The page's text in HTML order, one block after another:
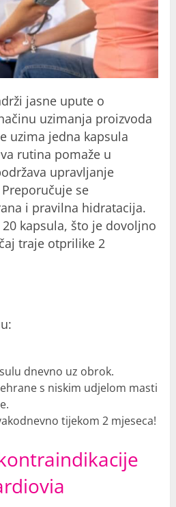
jasne upute o
uzimanja proizvoda
uzima jedna kapsula
rutina pomaže u
upravljanje
se
i pravilna hidratacija.
20 kapsula, što je dovoljno
traje otprilike 2
dnevno uz obrok.
s niskim udjelom masti
tijekom 2 mjeseca!